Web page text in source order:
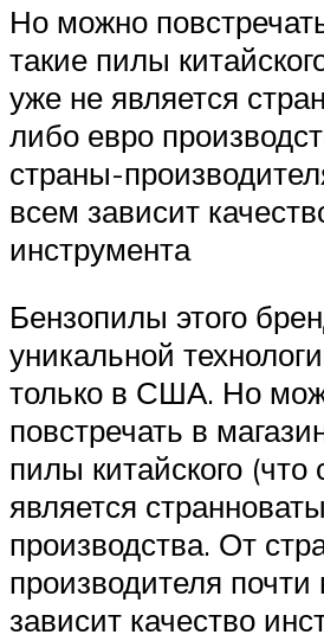
Но можно
такие пилы
уже не является
либо евро
страны-
всем зависит
инструмента
Бензопилы этого
уникальной
только в США. Но
повстречать в
пилы китайского
является
производства. От
производителя почти
зависит качество